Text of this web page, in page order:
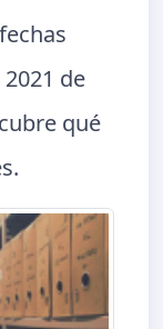
de
qué